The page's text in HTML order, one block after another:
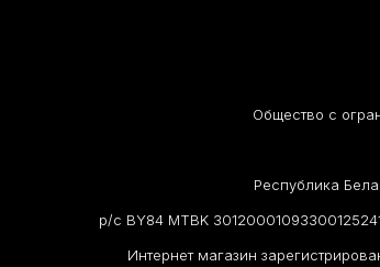
Общество с
Республика
р/с BY84 MTBK
Интернет магазин